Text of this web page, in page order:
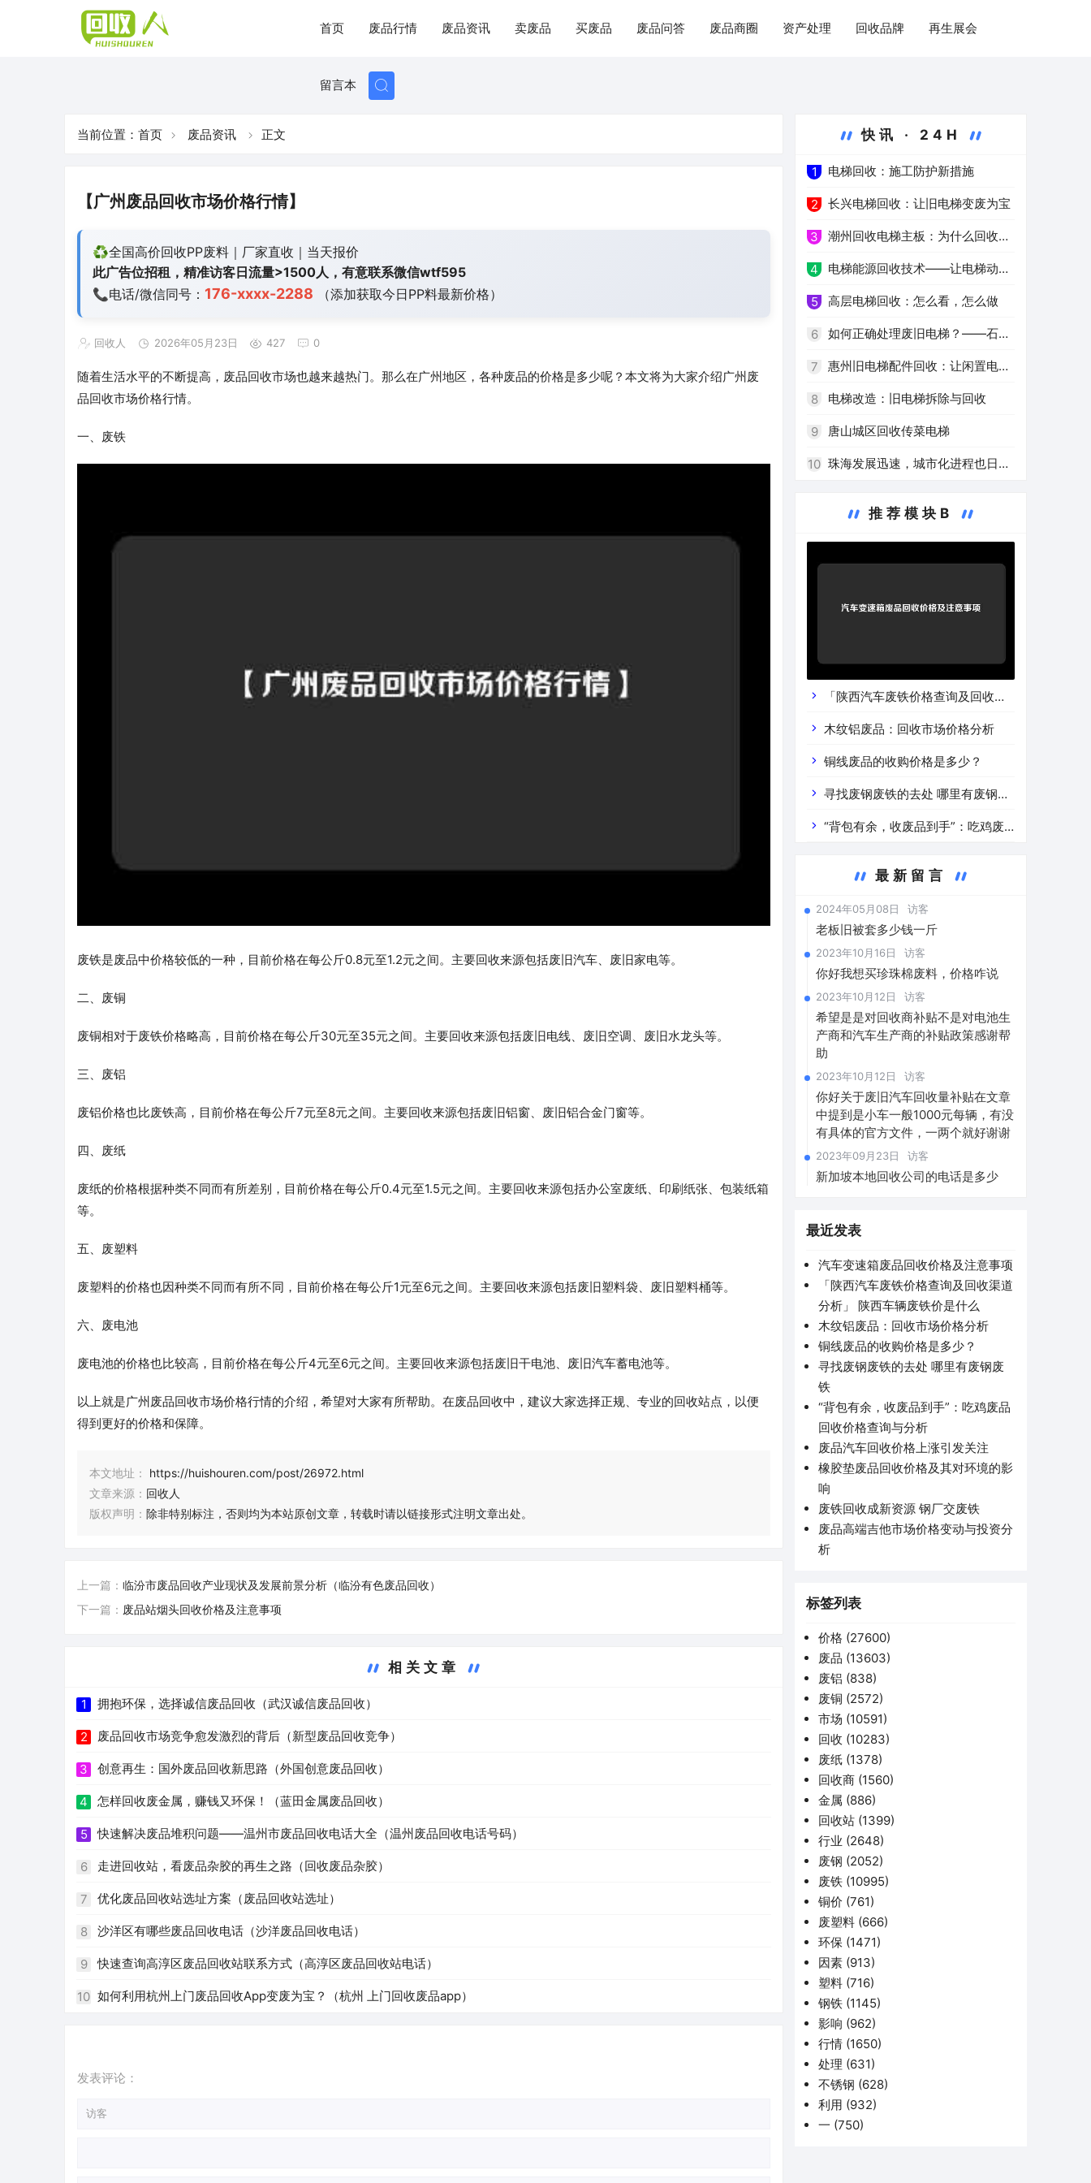
首页 废品行情 废品资讯 卖废品 买废品 废品问答 废品商圈 资产处理 回收品牌 再生展会
留言本
当前位置： 首页 废品资讯 正文
【广州废品回收市场价格行情】
♻️全国高价回收PP废料｜厂家直收｜当天报价
此广告位招租，精准访客日流量>1500人，有意联系微信wtf595
📞电话/微信同号： 176-xxxx-2288 （添加获取今日PP料最新价格）
回收人 2026年05月23日 427 0
随着生活水平的不断提高，废品回收市场也越来越热门。那么在广州地区，各种废品的价格是多少呢？本文将为大家介绍广州废
品回收市场价格行情。
一、废铁
废铁是废品中价格较低的一种，目前价格在每公斤0.8元至1.2元之间。主要回收来源包括废旧汽车、废旧家电等。
二、废铜
废铜相对于废铁价格略高，目前价格在每公斤30元至35元之间。主要回收来源包括废旧电线、废旧空调、废旧水龙头等。
三、废铝
废铝价格也比废铁高，目前价格在每公斤7元至8元之间。主要回收来源包括废旧铝窗、废旧铝合金门窗等。
四、废纸
废纸的价格根据种类不同而有所差别，目前价格在每公斤0.4元至1.5元之间。主要回收来源包括办公室废纸、印刷纸张、包装纸箱
等。
五、废塑料
废塑料的价格也因种类不同而有所不同，目前价格在每公斤1元至6元之间。主要回收来源包括废旧塑料袋、废旧塑料桶等。
六、废电池
废电池的价格也比较高，目前价格在每公斤4元至6元之间。主要回收来源包括废旧干电池、废旧汽车蓄电池等。
以上就是广州废品回收市场价格行情的介绍，希望对大家有所帮助。在废品回收中，建议大家选择正规、专业的回收站点，以便
得到更好的价格和保障。
本文地址：
https://huishouren.com/post/26972.html
文章来源： 回收人
版权声明： 除非特别标注，否则均为本站原创文章，转载时请以链接形式注明文章出处。
上一篇： 临汾市废品回收产业现状及发展前景分析（临汾有色废品回收）
下一篇： 废品站烟头回收价格及注意事项
相关文章
1 拥抱环保，选择诚信废品回收（武汉诚信废品回收）
2 废品回收市场竞争愈发激烈的背后（新型废品回收竞争）
3 创意再生：国外废品回收新思路（外国创意废品回收）
4 怎样回收废金属，赚钱又环保！（蓝田金属废品回收）
5 快速解决废品堆积问题——温州市废品回收电话大全（温州废品回收电话号码）
6 走进回收站，看废品杂胶的再生之路（回收废品杂胶）
7 优化废品回收站选址方案（废品回收站选址）
8 沙洋区有哪些废品回收电话（沙洋废品回收电话）
9 快速查询高淳区废品回收站联系方式（高淳区废品回收站电话）
10 如何利用杭州上门废品回收App变废为宝？（杭州 上门回收废品app）
发表评论：
快讯 · 24H
1 电梯回收：施工防护新措施
2 长兴电梯回收：让旧电梯变废为宝
3 潮州回收电梯主板：为什么回收电
脑主板这么重要？
4 电梯能源回收技术——让电梯动力
更绿色
5 高层电梯回收：怎么看，怎么做
6 如何正确处理废旧电梯？——石家
庄安庆电梯回收行业解析
7 惠州旧电梯配件回收：让闲置电梯
配件再次发挥作用！
8 电梯改造：旧电梯拆除与回收
9 唐山城区回收传菜电梯
10 珠海发展迅速，城市化进程也日益
电梯的淘汰换新已经成为不可避免的趋
个网站编辑员，我根据您提供的关键
词，为您撰写一篇关于珠海二手电梯回
收的文章。
推荐模块B
「陕西汽车废铁价格查询及回收渠
道分析」 陕西车辆废铁价是什么
木纹铝废品：回收市场价格分析
铜线废品的收购价格是多少？
寻找废钢废铁的去处 哪里有废钢废
铁 “背包有余，收废品到手”：吃鸡废
最新留言
2024年05月08日 访客
老板旧被套多少钱一斤
2023年10月16日 访客
你好我想买珍珠棉废料，价格咋说
2023年10月12日 访客
希望是是对回收商补贴不是对电池生
产商和汽车生产商的补贴政策感谢帮
助
2023年10月12日 访客
你好关于废旧汽车回收量补贴在文章
中提到是小车一般1000元每辆，有没
有具体的官方文件，一两个就好谢谢
2023年09月23日 访客
新加坡本地回收公司的电话是多少
最近发表
汽车变速箱废品回收价格及注意事项
「陕西汽车废铁价格查询及回收渠道
分析」 陕西车辆废铁价是什么
木纹铝废品：回收市场价格分析
铜线废品的收购价格是多少？
寻找废钢废铁的去处 哪里有废钢废
铁
“背包有余，收废品到手”：吃鸡废品
回收价格查询与分析
废品汽车回收价格上涨引发关注
橡胶垫废品回收价格及其对环境的影
响
废铁回收成新资源 钢厂交废铁
废品高端吉他市场价格变动与投资分
析
标签列表
价格 (27600)
废品 (13603)
废铝 (838)
废铜 (2572)
市场 (10591)
回收 (10283)
废纸 (1378)
回收商 (1560)
金属 (886)
回收站 (1399)
行业 (2648)
废钢 (2052)
废铁 (10995)
铜价 (761)
废塑料 (666)
环保 (1471)
因素 (913)
塑料 (716)
钢铁 (1145)
影响 (962)
行情 (1650)
处理 (631)
不锈钢 (628)
利用 (932)
一 (750)